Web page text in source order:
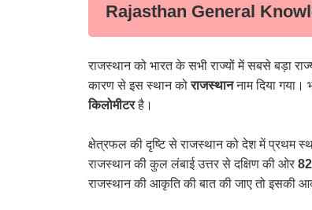
Rajasthan General
राजस्थान को भारत के सभी राज्यों में सबसे बड़ा
कारण से इस स्थान कोराजस्थाननाम दिया गया।
किलोमीटरहै।
क्षेत्रफल की दृष्टि से राजस्थान को देश में प्रथम
राजस्थान की कुल लंबाई उत्तर से दक्षिण की ओर
राजस्थान की आकृति की बात की जाए तो इसकी